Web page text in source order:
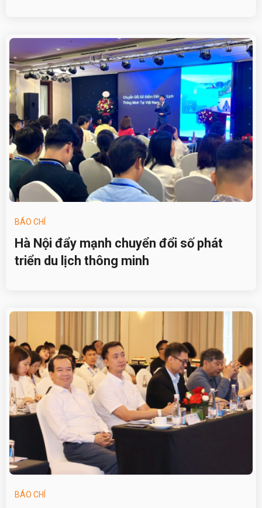
BÁO CHÍ
Hà Nội đẩy mạnh chuyển đổi số phát
triển du lịch thông minh
BÁO CHÍ